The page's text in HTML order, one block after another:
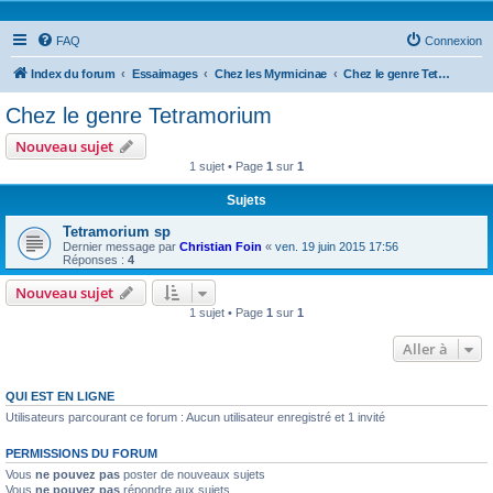
FAQ Connexion
Index du forum Essaimages Chez les Myrmicinae Chez le genre Tetramorium
Chez le genre Tetramorium
Nouveau sujet
1 sujet • Page 1 sur 1
Sujets
Tetramorium sp
Dernier message par Christian Foin « ven. 19 juin 2015 17:56
Réponses : 4
Nouveau sujet
1 sujet • Page 1 sur 1
Aller à
QUI EST EN LIGNE
Utilisateurs parcourant ce forum : Aucun utilisateur enregistré et 1 invité
PERMISSIONS DU FORUM
Vous ne pouvez pas poster de nouveaux sujets
Vous ne pouvez pas répondre aux sujets